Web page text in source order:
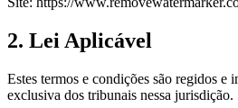
2. Lei Aplicável
Estes termos e condições são regidos e
exclusiva dos tribunais nessa jurisdição.